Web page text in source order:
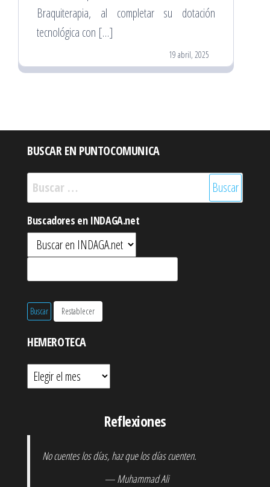
Braquiterapia, al completar su dotación
tecnológica con […]
19 abril, 2025
BUSCAR EN PUNTOCOMUNICA
Buscar:
Buscadores en INDAGA.net
HEMEROTECA
Hemeroteca
Reflexiones
No cuentes los días, haz que los días cuenten.
— Muhammad Ali